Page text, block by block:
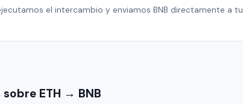
el intercambio y enviamos BNB directamente a tu
ETH → BNB